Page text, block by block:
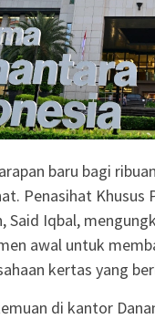
baru bagi
Penasihat Khusus
Said Iqbal,
awal untuk
kertas yang
di kantor